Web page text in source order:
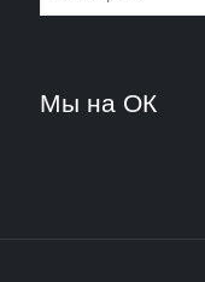
Мы на ОК